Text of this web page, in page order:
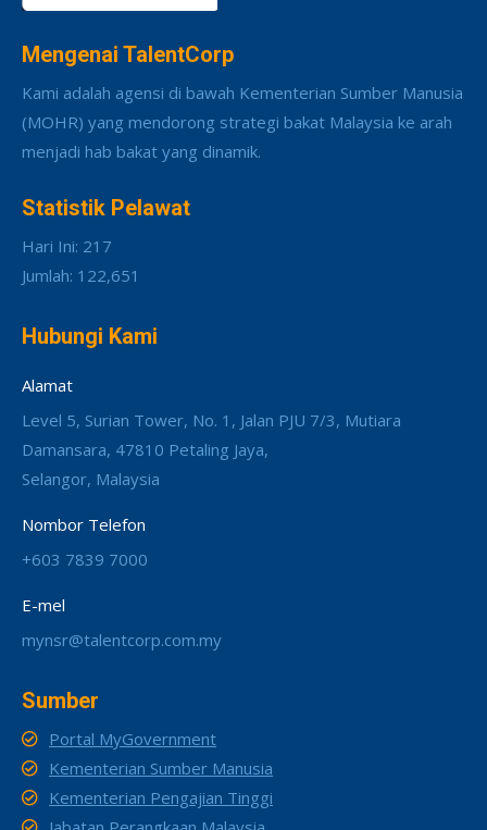
Mengenai TalentCorp
Kami adalah agensi di bawah Kementerian Sumber Manusia
(MOHR) yang mendorong strategi bakat Malaysia ke arah
menjadi hab bakat yang dinamik.
Statistik Pelawat
Hari Ini: 217
Jumlah: 122,651
Hubungi Kami
Alamat
Level 5, Surian Tower, No. 1, Jalan PJU 7/3, Mutiara
Damansara, 47810 Petaling Jaya,
Selangor, Malaysia
Nombor Telefon
+603 7839 7000
E-mel
mynsr@talentcorp.com.my
Sumber
Portal MyGovernment
Kementerian Sumber Manusia
Kementerian Pengajian Tinggi